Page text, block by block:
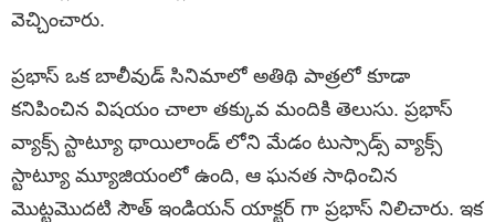
వెచ్చించారు.
ప్రభాస్ ఒక బాలీవుడ్ సినిమాలో అతిథి పాత్రలో కూడా
కనిపించిన విషయం చాలా తక్కువ మందికి తెలుసు. ప్రభాస్
వ్యాక్స్ స్టాట్యూ థాయిలాండ్ లోని మేడం టుస్సాడ్స్ వ్యాక్స్
స్టాట్యూ మ్యూజియంలో ఉంది, ఆ ఘనత సాధించిన
మొట్టమొదటి సౌత్ ఇండియన్ యాక్టర్ గా ప్రభాస్ నిలిచారు. ఇక